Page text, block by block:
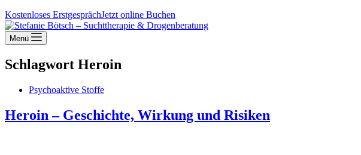
Kostenloses ErstgesprächJetzt online Buchen
Menü
Schlagwort Heroin
Psychoaktive Stoffe
Heroin – Geschichte, Wirkung und Risiken